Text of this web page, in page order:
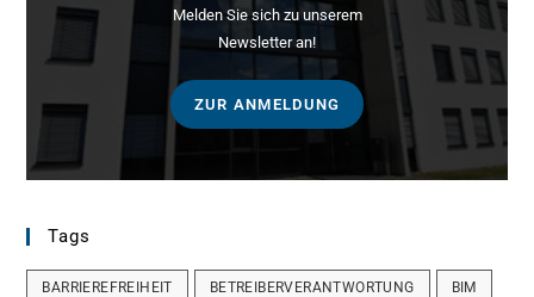
Melden Sie sich zu unserem
Newsletter an!
ZUR ANMELDUNG
Tags
BARRIEREFREIHEIT BETREIBERVERANTWORTUNG BIM